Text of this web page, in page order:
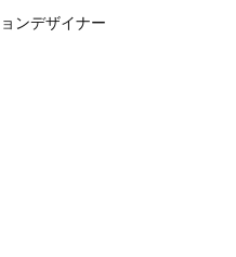
ンデザイナー